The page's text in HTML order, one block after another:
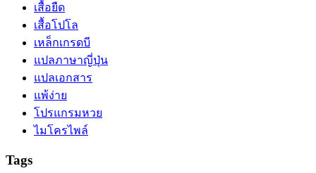
เสื้อยืด
เสื้อโปโล
เหล็กเกรดบี
แปลภาษาญี่ปุ่น
แปลเอกสาร
แพ้ง่าย
โปรแกรมหวย
ไมโครไพล์
Tags